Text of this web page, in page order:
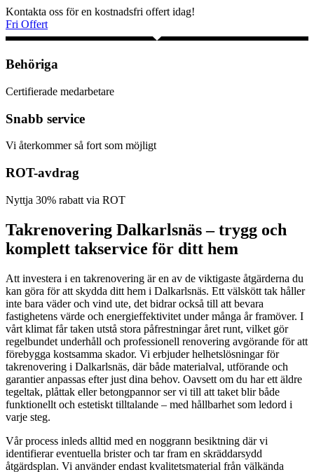
Kontakta oss för en kostnadsfri offert idag!
Fri Offert
Behöriga
Certifierade medarbetare
Snabb service
Vi återkommer så fort som möjligt
ROT-avdrag
Nyttja 30% rabatt via ROT
Takrenovering Dalkarlsnäs – trygg och
komplett takservice för ditt hem
Att investera i en takrenovering är en av de viktigaste åtgärderna du
kan göra för att skydda ditt hem i Dalkarlsnäs. Ett välskött tak håller
inte bara väder och vind ute, det bidrar också till att bevara
fastighetens värde och energieffektivitet under många år framöver. I
vårt klimat får taken utstå stora påfrestningar året runt, vilket gör
regelbundet underhåll och professionell renovering avgörande för att
förebygga kostsamma skador. Vi erbjuder helhetslösningar för
takrenovering i Dalkarlsnäs, där både materialval, utförande och
garantier anpassas efter just dina behov. Oavsett om du har ett äldre
tegeltak, plåttak eller betongpannor ser vi till att taket blir både
funktionellt och estetiskt tilltalande – med hållbarhet som ledord i
varje steg.
Vår process inleds alltid med en noggrann besiktning där vi
identifierar eventuella brister och tar fram en skräddarsydd
åtgärdsplan. Vi använder endast kvalitetsmaterial från välkända